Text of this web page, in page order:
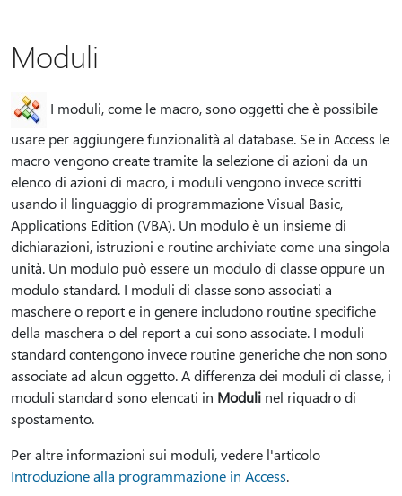
Moduli
I moduli, come le macro, sono oggetti che è possibile
usare per aggiungere funzionalità al database. Se in Access le
macro vengono create tramite la selezione di azioni da un
elenco di azioni di macro, i moduli vengono invece scritti
usando il linguaggio di programmazione Visual Basic,
Applications Edition (VBA). Un modulo è un insieme di
dichiarazioni, istruzioni e routine archiviate come una singola
unità. Un modulo può essere un modulo di classe oppure un
modulo standard. I moduli di classe sono associati a
maschere o report e in genere includono routine specifiche
della maschera o del report a cui sono associate. I moduli
standard contengono invece routine generiche che non sono
associate ad alcun oggetto. A differenza dei moduli di classe, i
moduli standard sono elencati in Moduli nel riquadro di
spostamento.
Per altre informazioni sui moduli, vedere l'articolo
Introduzione alla programmazione in Access.